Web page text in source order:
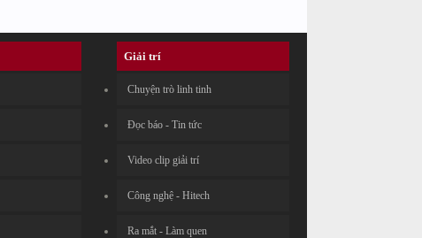
Giải trí
Chuyện trò linh tinh
Đọc báo - Tin tức
Video clip giải trí
Công nghệ - Hitech
Ra mắt - Làm quen